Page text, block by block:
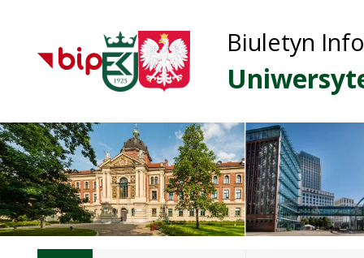
Biuletyn